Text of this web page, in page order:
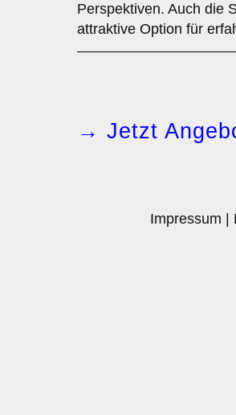
Perspektiven. Auch die
attraktive Option für
→ Jetzt
Impressum